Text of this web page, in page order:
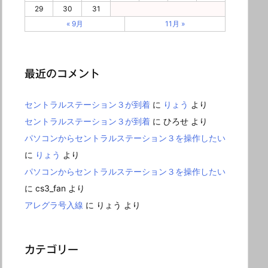
29 30
31
« 9月
11月 »
最近のコメント
セントラルステーション３が到着 に りょう より
セントラルステーション３が到着 に ひろせ より
パソコンからセントラルステーション３を操作したい
に りょう より
パソコンからセントラルステーション３を操作したい
に cs3_fan より
アレグラ号入線 に りょう より
カテゴリー